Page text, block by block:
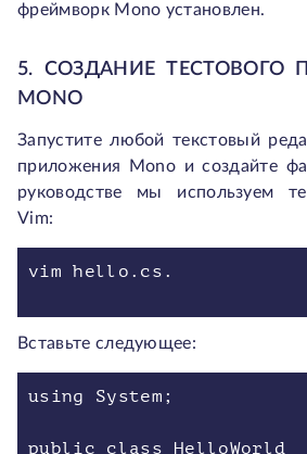
фреймворк Mono установлен.
5. СОЗДАНИЕ ТЕСТОВОГО
MONO
Запустите любой текстовый
приложения Mono и создайте
руководстве мы используем
Vim:
vim hello.cs.
Вставьте следующее:
using System;
public class HelloWorld